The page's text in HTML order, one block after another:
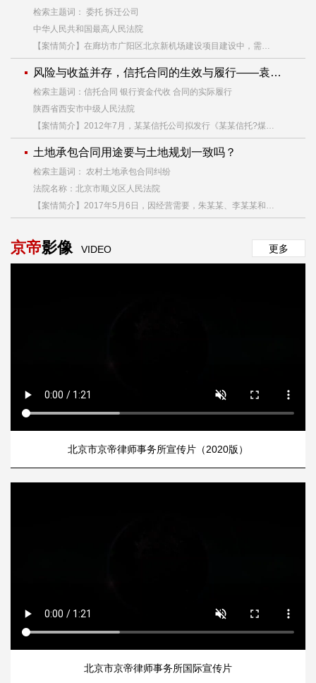
检索主题词： 委托 拆迁公司
中华人民共和国最高人民法院
【案情简介】在廊坊市广阳区北京新机场建设项目建设中，需要对北京新机场红线区内团城、毕各庄村村址范围内的所有建筑物、构建物实施统一拆除。2015年8月16日，廊坊市北京新机场及临空经济区工程征地拆迁专项指挥部
风险与收益并存，信托合同的生效与履行——袁某与某某信托股份有限公司、某某银行股份有限公司营业信托纠纷一案
检索主题词：信托合同 银行资金代收 合同的实际履行
陕西省西安市中级人民法院
【案情简介】2012年7月，某某信托公司拟发行《某某信托?煤炭资源产业投资基金3号集合资金信托计划》（以下简称信托计划），期限不超过24个月，溢价率为14.5%年，
土地承包合同用途要与土地规划一致吗？
检索主题词： 农村土地承包合同纠纷
法院名称：北京市顺义区人民法院
【案情简介】2017年5月6日，因经营需要，朱某某、李某某和柳某某、李某某签订房屋院落租赁协议书。协议书约定：柳某某将位于北京市顺义区赵全营镇豹房村西北（北木格与火寺路交叉口东2公里路南，南北至排水沟，东西至两侧栅栏）占地12亩农业用地院落及房屋租赁给朱某某、李某某，年租金5万，租期16年；
京帝影像 VIDEO 更多
北京市京帝律师事务所宣传片（2020版）
北京市京帝律师事务所国际宣传片